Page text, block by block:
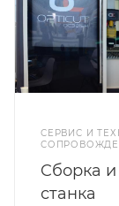
СЕРВИС И
Cборка
станка